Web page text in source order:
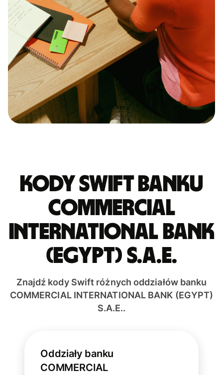
Kody Swift banku
COMMERCIAL
INTERNATIONAL BANK
(EGYPT) S.A.E.
Znajdź kody Swift różnych oddziałów banku
COMMERCIAL INTERNATIONAL BANK (EGYPT)
S.A.E..
Oddziały banku
COMMERCIAL